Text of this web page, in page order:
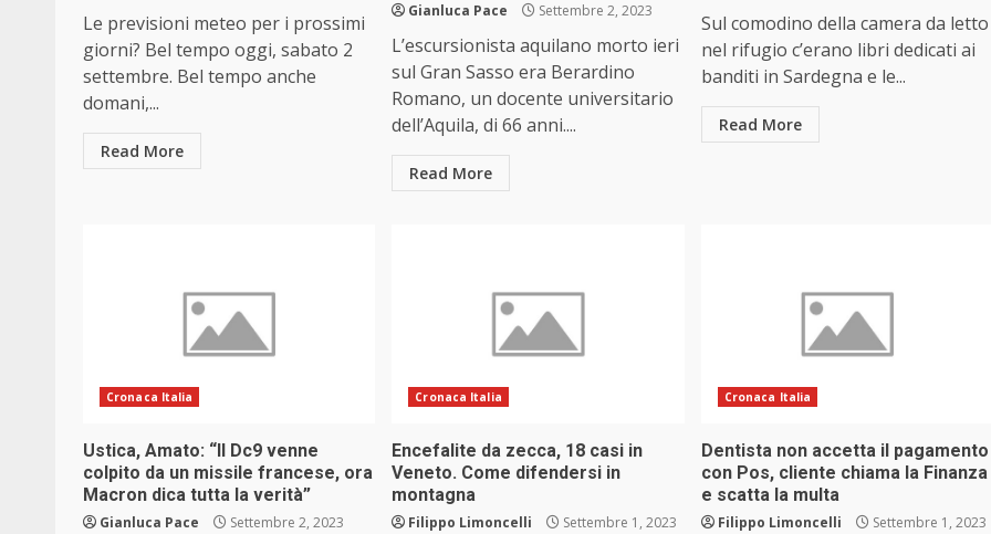
Le previsioni meteo per i prossimi
giorni? Bel tempo oggi, sabato 2
settembre. Bel tempo anche
domani,...
Read More
Gianluca Pace Settembre 2, 2023
L’escursionista aquilano morto ieri
sul Gran Sasso era Berardino
Romano, un docente universitario
dell’Aquila, di 66 anni....
Read More
Sul comodino della camera da letto
nel rifugio c’erano libri dedicati ai
banditi in Sardegna e le...
Read More
Cronaca Italia
Ustica, Amato: “Il Dc9 venne
colpito da un missile francese, ora
Macron dica tutta la verità”
Gianluca Pace Settembre 2, 2023
Cronaca Italia
Encefalite da zecca, 18 casi in
Veneto. Come difendersi in
montagna
Filippo Limoncelli Settembre 1, 2023
Cronaca Italia
Dentista non accetta il pagamento
con Pos, cliente chiama la Finanza
e scatta la multa
Filippo Limoncelli Settembre 1, 2023